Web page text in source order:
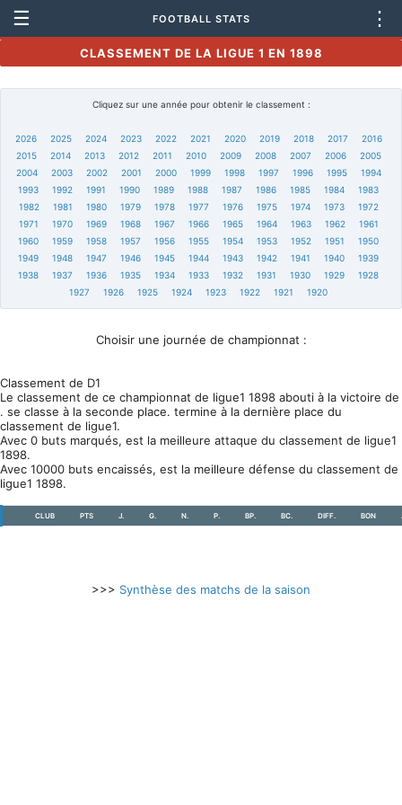
☰ FOOTBALL STATS ⋮
CLASSEMENT DE LA LIGUE 1 EN 1898
Cliquez sur une année pour obtenir le classement :
2026 2025 2024 2023 2022 2021 2020 2019 2018 2017
2016
2015
2014 2013 2012 2011 2010 2009 2008 2007 2006
2005
2004
2003 2002 2001 2000 1999 1998 1997 1996 1995
1994
1993
1992 1991 1990 1989 1988 1987 1986 1985 1984
1983
1982
1981 1980 1979 1978 1977 1976 1975 1974 1973
1972
1971
1970 1969 1968 1967 1966 1965 1964 1963 1962
1961
1960
1959 1958 1957 1956 1955 1954 1953 1952 1951
1950
1949
1948 1947 1946 1945 1944 1943 1942 1941 1940
1939
1938
1937 1936 1935 1934 1933 1932 1931 1930 1929
1928
1927
1926 1925 1924 1923 1922 1921 1920
Choisir une journée de championnat :
Classement de D1
Le classement de ce championnat de ligue1 1898 abouti à la victoire de
. se classe à la seconde place. termine à la dernière place du
classement de ligue1.
Avec 0 buts marqués, est la meilleure attaque du classement de ligue1
1898.
Avec 10000 buts encaissés, est la meilleure défense du classement de
ligue1 1898.
CLUB PTS J. G. N. P. BP. BC. DIFF. BON
>>> Synthèse des matchs de la saison